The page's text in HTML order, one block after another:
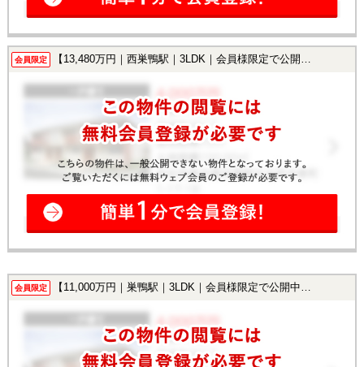
会員限定 【13,480万円｜西巣鴨駅｜3LDK｜会員様限定で公開中！】
会員限定 【11,000万円｜巣鴨駅｜3LDK｜会員様限定で公開中！】